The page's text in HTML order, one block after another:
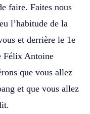
faire. Faites nous
l’habitude de la
et derrière le 1e
Félix Antoine
que vous allez
et que vous allez